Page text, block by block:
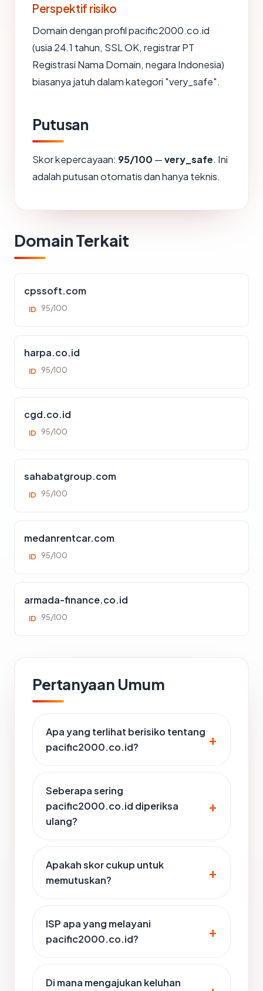
Perspektif risiko
Domain dengan profil pacific2000.co.id
(usia 24.1 tahun, SSL OK, registrar PT
Registrasi Nama Domain, negara Indonesia)
biasanya jatuh dalam kategori "very_safe".
Putusan
Skor kepercayaan: 95/100 —very_safe. Ini
adalah putusan otomatis dan hanya teknis.
Domain Terkait
cpssoft.com
ID 95/100
harpa.co.id
ID 95/100
cgd.co.id
ID 95/100
sahabatgroup.com
ID 95/100
medanrentcar.com
ID 95/100
armada-finance.co.id
ID 95/100
Pertanyaan Umum
Apa yang terlihat berisiko tentang
pacific2000.co.id?
Seberapa sering
pacific2000.co.id diperiksa
ulang?
Apakah skor cukup untuk
memutuskan?
ISP apa yang melayani
pacific2000.co.id?
Di mana mengajukan keluhan